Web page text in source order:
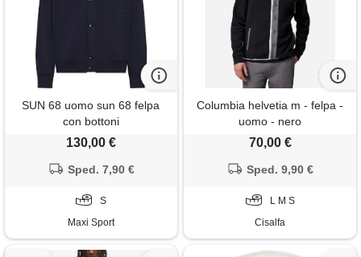
SUN 68 uomo sun 68 felpa
con bottoni
130,00 €
Sped. 7,90 €
S
Maxi Sport
Columbia helvetia m - felpa -
uomo - nero
70,00 €
Sped. 9,90 €
L M S
Cisalfa